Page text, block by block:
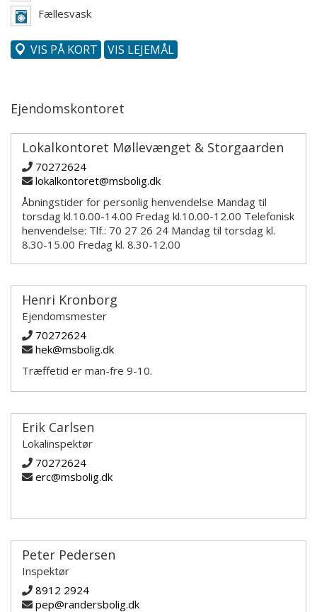
Fællesvask
VIS PÅ KORT VIS LEJEMÅL
Ejendomskontoret
Lokalkontoret Møllevænget & Storgaarden
70272624
lokalkontoret@msbolig.dk
Åbningstider for personlig henvendelse Mandag til
torsdag kl.10.00-14.00 Fredag kl.10.00-12.00 Telefonisk
henvendelse: Tlf.: 70 27 26 24 Mandag til torsdag kl.
8.30-15.00 Fredag kl. 8.30-12.00
Henri Kronborg
Ejendomsmester
70272624
hek@msbolig.dk
Træffetid er man-fre 9-10.
Erik Carlsen
Lokalinspektør
70272624
erc@msbolig.dk
Peter Pedersen
Inspektør
8912 2924
pep@randersbolig.dk